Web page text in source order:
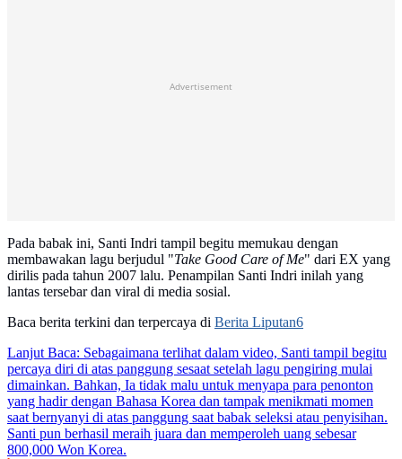
Advertisement
Pada babak ini, Santi Indri tampil begitu memukau dengan
membawakan lagu berjudul "Take Good Care of Me" dari EX yang
dirilis pada tahun 2007 lalu. Penampilan Santi Indri inilah yang
lantas tersebar dan viral di media sosial.
Baca berita terkini dan terpercaya di Berita Liputan6
Lanjut Baca: Sebagaimana terlihat dalam video, Santi tampil begitu
percaya diri di atas panggung sesaat setelah lagu pengiring mulai
dimainkan. Bahkan, Ia tidak malu untuk menyapa para penonton
yang hadir dengan Bahasa Korea dan tampak menikmati momen
saat bernyanyi di atas panggung saat babak seleksi atau penyisihan.
Santi pun berhasil meraih juara dan memperoleh uang sebesar
800,000 Won Korea.